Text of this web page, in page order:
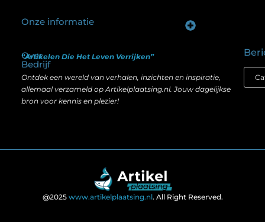
Over
Bedrijf
“Artikelen Die Het Leven Verrijken”
Ontdek een wereld van verhalen, inzichten en inspiratie,
allemaal verzameld op Artikelplaatsing.nl. Jouw dagelijkse
bron voor kennis en plezier!
Onze informatie
@2025 www.artikelplaatsing.nl. All Right Reserved.